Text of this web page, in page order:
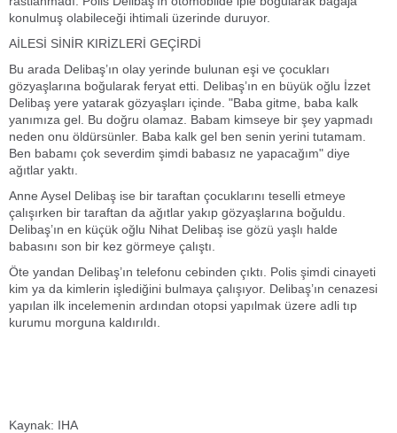
konulmuş olabileceği ihtimali üzerinde duruyor.
AİLESİ SİNİR KIRİZLERİ GEÇİRDİ
Bu arada Delibaş’ın olay yerinde bulunan eşi ve çocukları
gözyaşlarına boğularak feryat etti. Delibaş’ın en büyük oğlu İzzet
Delibaş yere yatarak gözyaşları içinde. "Baba gitme, baba kalk
yanımıza gel. Bu doğru olamaz. Babam kimseye bir şey yapmadı
neden onu öldürsünler. Baba kalk gel ben senin yerini tutamam.
Ben babamı çok severdim şimdi babasız ne yapacağım" diye
ağıtlar yaktı.
Anne Aysel Delibaş ise bir taraftan çocuklarını teselli etmeye
çalışırken bir taraftan da ağıtlar yakıp gözyaşlarına boğuldu.
Delibaş’ın en küçük oğlu Nihat Delibaş ise gözü yaşlı halde
babasını son bir kez görmeye çalıştı.
Öte yandan Delibaş’ın telefonu cebinden çıktı. Polis şimdi cinayeti
kim ya da kimlerin işlediğini bulmaya çalışıyor. Delibaş’ın cenazesi
yapılan ilk incelemenin ardından otopsi yapılmak üzere adli tıp
kurumu morguna kaldırıldı.
Kaynak: IHA